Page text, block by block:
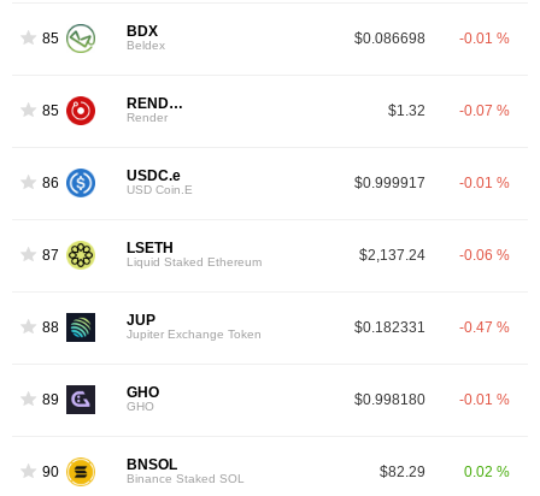
85 BDX
Beldex $0.086698 -0.01 %
85 RENDER
Render $1.32 -0.07 %
86 USDC.e
USD Coin.E $0.999917 -0.01 %
87 LSETH
Liquid Staked Ethereum $2,137.24 -0.06 %
88 JUP
Jupiter Exchange Token $0.182331 -0.47 %
89 GHO
GHO $0.998180 -0.01 %
90 BNSOL
Binance Staked SOL $82.29 0.02 %